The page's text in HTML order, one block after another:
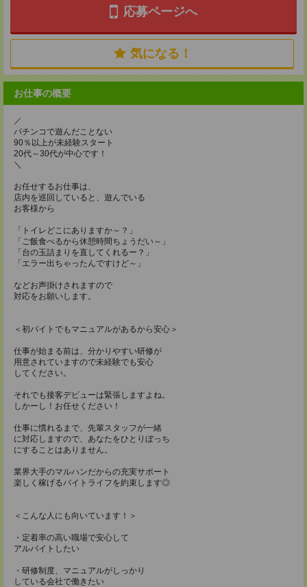
応募ページへ
気になる！
お仕事の概要
／
パチンコで遊んだことない
90％以上が未経験スタート
20代～30代が中心です！
＼
お任せするお仕事は、
店内を巡回していると、遊んでいる
お客様から
「トイレどこにありますか～？」
「ご飯食べるから休憩時間ちょうだい～」
「台の玉詰まりを直してくれるー？」
「エラー出ちゃったんですけど～」
などお声掛けされますので
対応をお願いします。
＜初バイトでもマニュアルがあるから安心＞
仕事が始まる前は、分かりやすい研修が
用意されていますので未経験でも安心
してください。
それでも接客デビューは緊張しますよね。
しかーし！お任せください！
仕事に慣れるまで、先輩スタッフが一緒
に対応しますので、あなたをひとりぼっち
にすることはありません。
業界大手のマルハンだからの充実サポート
楽しく稼げるバイトライフを約束します◎
＜こんな人にも向いています！＞
・定着率の高い職場で安心して
アルバイトしたい
・研修制度、マニュアルがしっかり
している会社で働きたい